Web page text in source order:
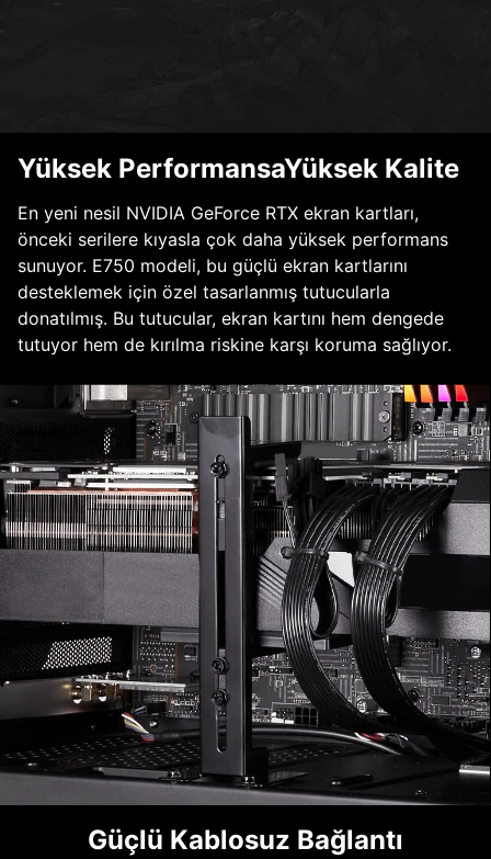
Yüksek PerformansaYüksek Kalite
En yeni nesil NVIDIA GeForce RTX ekran kartları,
önceki serilere kıyasla çok daha yüksek performans
sunuyor. E750 modeli, bu güçlü ekran kartlarını
desteklemek için özel tasarlanmış tutucularla
donatılmış. Bu tutucular, ekran kartını hem dengede
tutuyor hem de kırılma riskine karşı koruma sağlıyor.
Güçlü Kablosuz Bağlantı